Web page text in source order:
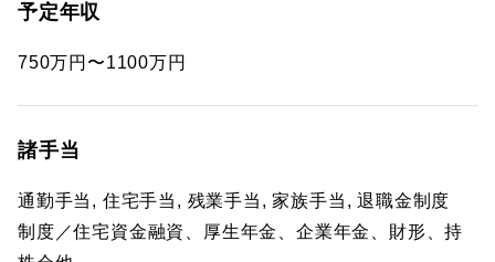
予定年収
750万円〜1100万円
諸手当
通勤手当, 住宅手当, 残業手当, 家族手当, 退職金制度
制度／住宅資金融資、厚生年金、企業年金、財形、持